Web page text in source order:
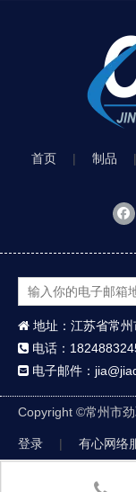
首页 | 制品 |
 地址：江苏省常州
 电话：
 电子邮件：
Copyright ©常州市
登录 | 有心网络